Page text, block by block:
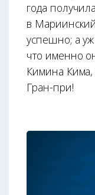
года
в
успешно; а уж
что именно
Кимина Кима,
Гран-при!